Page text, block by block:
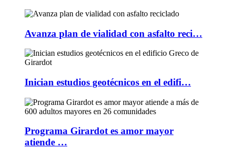
Avanza plan de vialidad con asfalto reci…
Inician estudios geotécnicos en el edifi…
Programa Girardot es amor mayor
atiende …